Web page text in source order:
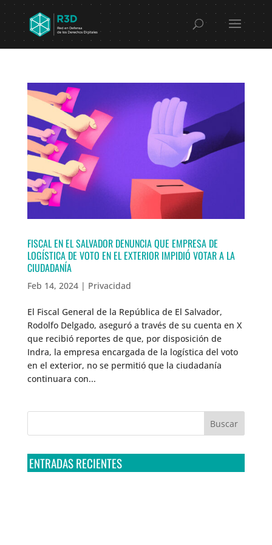
FISCAL EN EL SALVADOR DENUNCIA QUE EMPRESA DE
LOGÍSTICA DE VOTO EN EL EXTERIOR IMPIDIÓ VOTAR A LA
CIUDADANÍA
Feb 14, 2024| Privacidad
El Fiscal General de la República de El Salvador,
Rodolfo Delgado, aseguró a través de su cuenta en X
que recibió reportes de que, por disposición de
Indra, la empresa encargada de la logística del voto
en el exterior, no se permitió que la ciudadanía
continuara con...
ENTRADAS RECIENTES